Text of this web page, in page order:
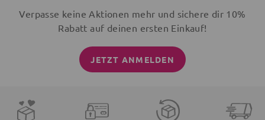
Verpasse keine Aktionen mehr und sichere dir 10%
Rabatt auf deinen ersten Einkauf!
JETZT ANMELDEN